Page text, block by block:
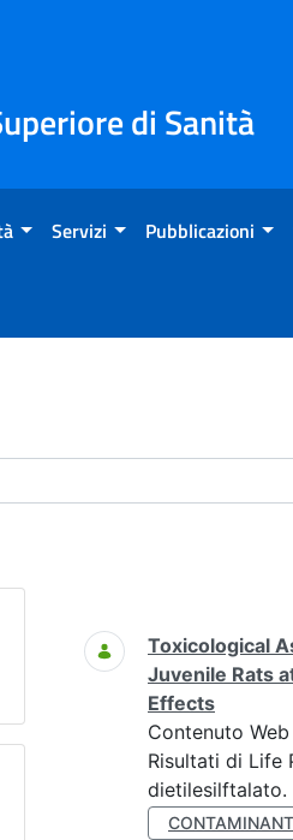
di Sanità
Servizi Pubblicazioni
- Eventi
Ricerca
Toxicological
Juvenile Rats
Effects
Contenuto Web
Risultati di Life
dietilesilftalato.